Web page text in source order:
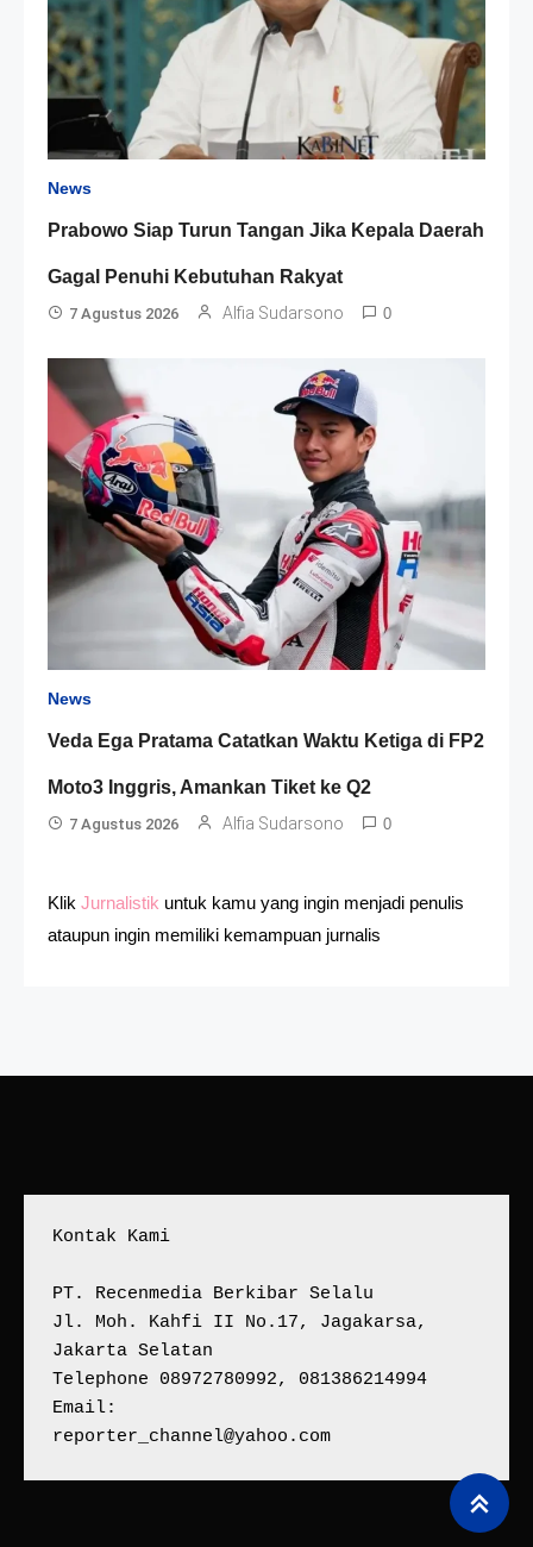
News
Prabowo Siap Turun Tangan Jika Kepala Daerah
Gagal Penuhi Kebutuhan Rakyat
7 Agustus 2026 Alfia Sudarsono 0
News
Veda Ega Pratama Catatkan Waktu Ketiga di FP2
Moto3 Inggris, Amankan Tiket ke Q2
7 Agustus 2026 Alfia Sudarsono 0
Klik Jurnalistik untuk kamu yang ingin menjadi penulis
ataupun ingin memiliki kemampuan jurnalis
Kontak Kami
PT. Recenmedia Berkibar Selalu
Jl. Moh. Kahfi II No.17, Jagakarsa,
Jakarta Selatan
Telephone 08972780992, 081386214994
Email:
reporter_channel@yahoo.com